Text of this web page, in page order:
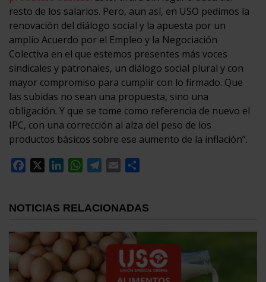
resto de los salarios. Pero, aun así, en USO pedimos la
renovación del diálogo social y la apuesta por un
amplio Acuerdo por el Empleo y la Negociación
Colectiva en el que estemos presentes más voces
sindicales y patronales, un diálogo social plural y con
mayor compromiso para cumplir con lo firmado. Que
las subidas no sean una propuesta, sino una
obligación. Y que se tome como referencia de nuevo el
IPC, con una corrección al alza del peso de los
productos básicos sobre ese aumento de la inflación”.
Facebook
LinkedInWhatsApp
Telegram
Email
NOTICIAS RELACIONADAS